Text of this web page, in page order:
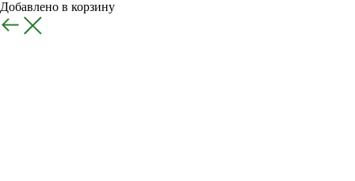
Добавлено в корзину
Назад